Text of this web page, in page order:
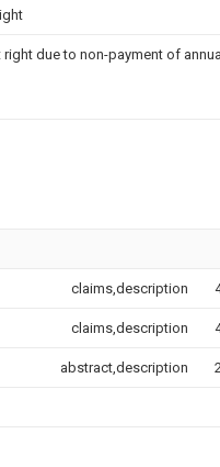
due to non-payment of
claims,description
claims,description
abstract,description 2